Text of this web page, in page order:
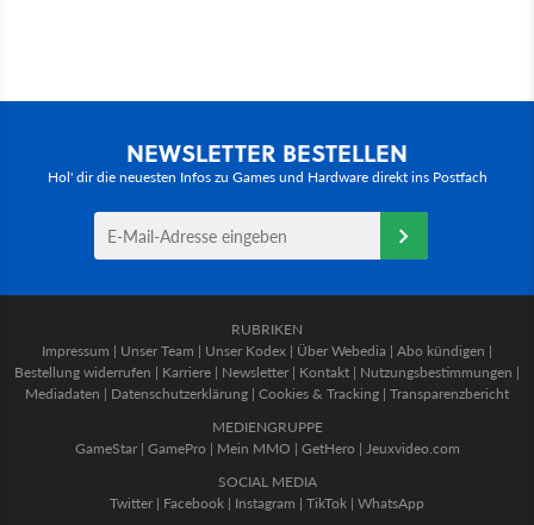
NEWSLETTER BESTELLEN
Hol' dir die neuesten Infos zu Games und Hardware direkt ins Postfach
RUBRIKEN
Impressum | Unser Team | Unser Kodex | Über Webedia | Abo kündigen |
Bestellung widerrufen | Karriere | Newsletter | Kontakt | Nutzungsbestimmungen |
Mediadaten | Datenschutzerklärung | Cookies & Tracking | Transparenzbericht
MEDIENGRUPPE
GameStar| GamePro | Mein MMO | GetHero | Jeuxvideo.com
SOCIAL MEDIA
Twitter | Facebook | Instagram | TikTok | WhatsApp